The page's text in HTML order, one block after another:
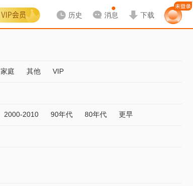
历史 消息 下载
家庭 其他 VIP
2000-2010 90年代 80年代 更早